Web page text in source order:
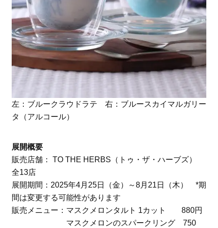
左：ブルークラウドラテ 右：ブルースカイマルガリー
タ（アルコール）
展開概要
販売店舗： TO THE HERBS（トゥ・ザ・ハーブズ）
全13店
展開期間：2025年4月25日（金）～8月21日（木） *期
間は変更する可能性があります
販売メニュー：マスクメロンタルト 1カット 880円
マスクメロンのスパークリング 750